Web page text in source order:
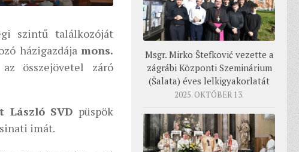
szintű találkozóját
házigazdája mons.
összejövetel záró
László SVD püspök
imát.
Msgr. Mirko Štefković vezette a
zágrábi Központi Szeminárium
(Šalata) éves lelkigyakorlatát
2025. OKTÓBER 13.